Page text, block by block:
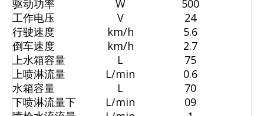
驱动功率
W
500
工作电压
V
24
行驶速度
km/h
5.6
倒车速度
km/h
2.7
上水箱容量
L
75
上喷淋流量
L/min
0.6
水箱容量
L
70
下喷淋流量下
L/min
09